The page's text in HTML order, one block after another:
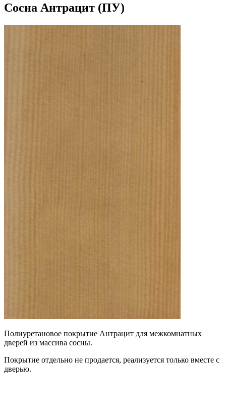
Сосна Антрацит (ПУ)
Полиуретановое покрытие Антрацит для межкомнатных
дверей из массива сосны.
Покрытие отдельно не продается, реализуется только вместе с
дверью.